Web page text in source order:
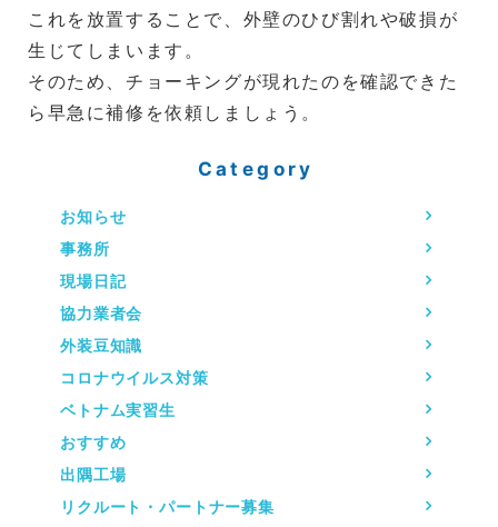
これを放置することで、外壁のひび割れや破損が
生じてしまいます。
そのため、チョーキングが現れたのを確認できた
ら早急に補修を依頼しましょう。
Category
お知らせ
事務所
現場日記
協力業者会
外装豆知識
コロナウイルス対策
ベトナム実習生
おすすめ
出隅工場
リクルート・パートナー募集